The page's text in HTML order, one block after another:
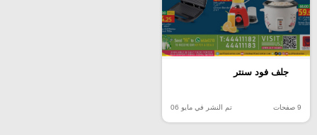
جلف فود سنتر
9 صفحات تم النشر في مايو 06